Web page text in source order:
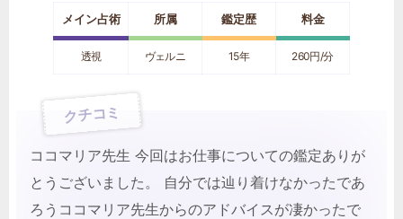
メイン占術 所属 鑑定歴 料金
透視 ヴェルニ 15年 260円/分
クチコミ
ココマリア先生 今回はお仕事についての鑑定ありが
とうございました。 自分では辿り着けなかったであ
ろうココマリア先生からのアドバイスが凄かったで